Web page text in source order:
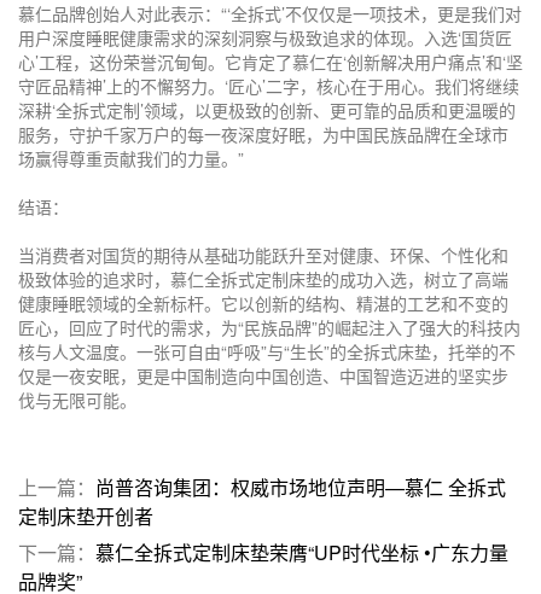
慕仁品牌创始人对此表示：“‘全拆式’不仅仅是一项技术，更是我们对
用户深度睡眠健康需求的深刻洞察与极致追求的体现。入选‘国货匠
心’工程，这份荣誉沉甸甸。它肯定了慕仁在‘创新解决用户痛点’和‘坚
守匠品精神’上的不懈努力。‘匠心’二字，核心在于用心。我们将继续
深耕‘全拆式定制’领域，以更极致的创新、更可靠的品质和更温暖的
服务，守护千家万户的每一夜深度好眠，为中国民族品牌在全球市
场赢得尊重贡献我们的力量。”
结语：
当消费者对国货的期待从基础功能跃升至对健康、环保、个性化和
极致体验的追求时，慕仁全拆式定制床垫的成功入选，树立了高端
健康睡眠领域的全新标杆。它以创新的结构、精湛的工艺和不变的
匠心，回应了时代的需求，为“民族品牌”的崛起注入了强大的科技内
核与人文温度。一张可自由“呼吸”与“生长”的全拆式床垫，托举的不
仅是一夜安眠，更是中国制造向中国创造、中国智造迈进的坚实步
伐与无限可能。
上一篇： 尚普咨询集团：权威市场地位声明—慕仁 全拆式
定制床垫开创者
下一篇： 慕仁全拆式定制床垫荣膺“UP时代坐标 •广东力量
品牌奖”